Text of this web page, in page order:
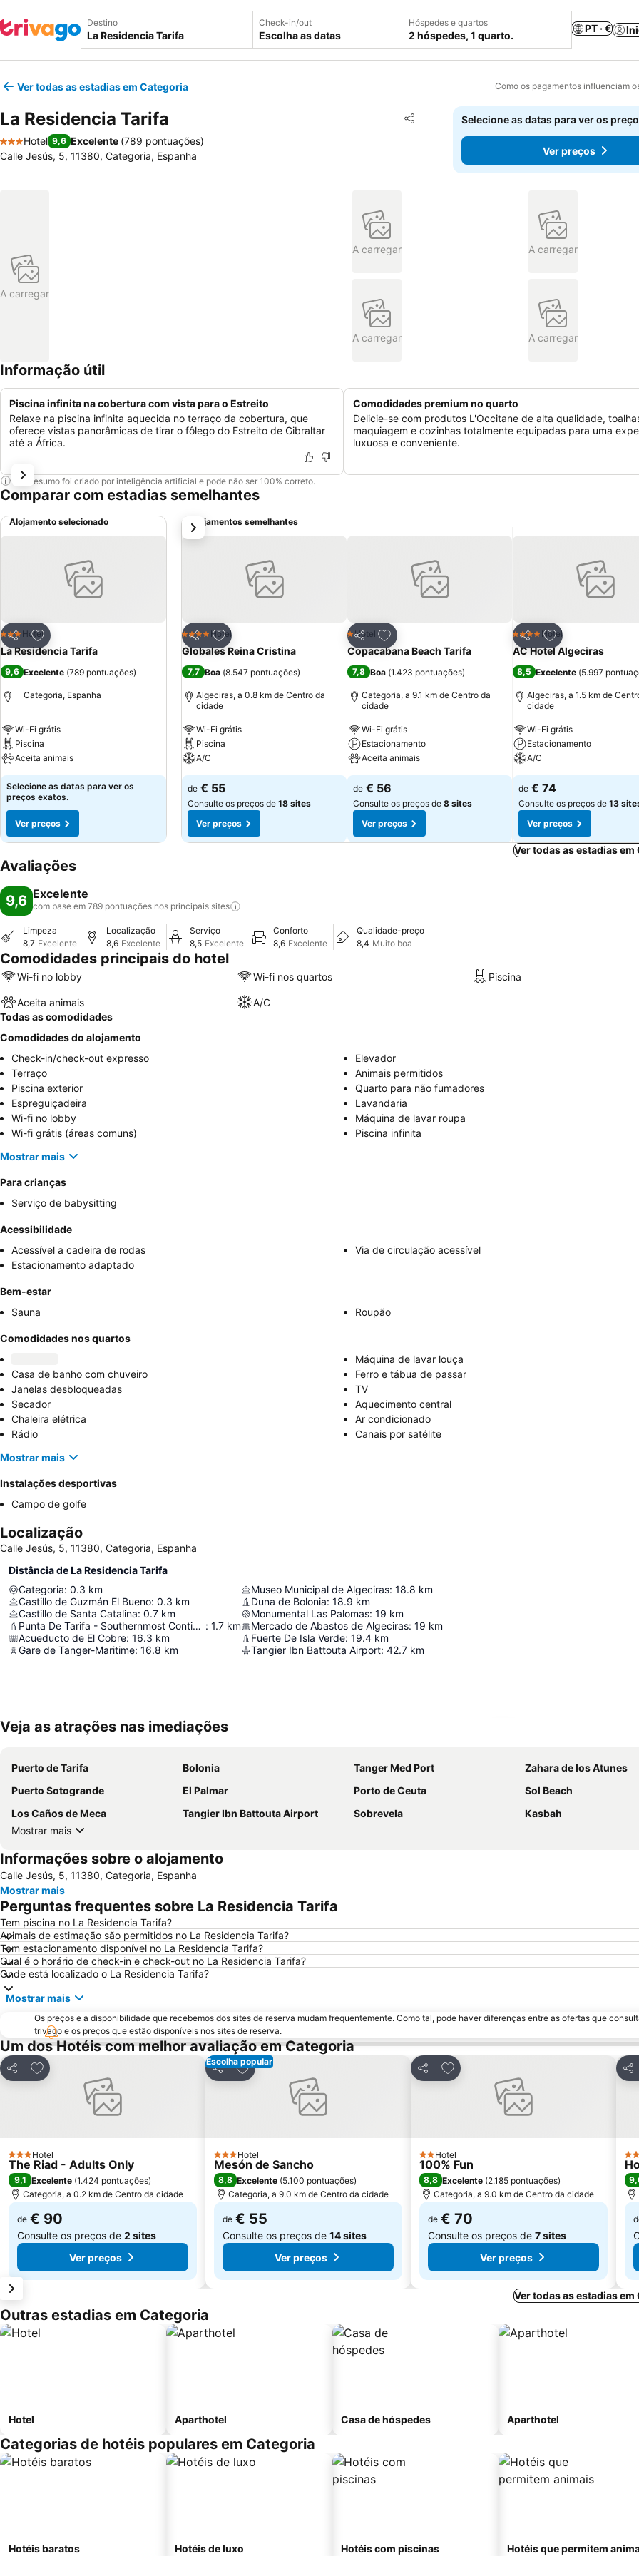
Destino Check-in/out
Escolha as datas
Hóspedes e quartos
2 hóspedes, 1 quarto.
PT · €
Ver todas as estadias em Categoria Como os pagamentos influenciam
La Residencia Tarifa Partilhar
Adicionar aos favoritos
3 Estrelas
Hotel 9,6 Excelente (789 pontuações)
Calle Jesús, 5, 11380, Categoria, Espanha
Selecione as datas para ver os
Ver preços
A carregar
A carregar A carregar
A carregar A carregar
Informação útil
Piscina infinita na cobertura com vista para o Estreito
Relaxe na piscina infinita aquecida no terraço da cobertura, que
oferece vistas panorâmicas de tirar o fôlego do Estreito de Gibraltar
até a África.
Comodidades premium no quarto
Delicie-se com produtos L'Occitane de alta qualidade,
maquiagem e cozinhas totalmente equipadas para uma
luxuosa e conveniente.
Este resumo foi criado por inteligência artificial e pode não ser 100% correto.
Comparar com estadias semelhantes
Alojamento selecionado
Partilhar
Adicionar aos favoritos
3 Estrelas
Hotel
La Residencia Tarifa
9,6 Excelente (789 pontuações)
Categoria, Espanha
Wi-Fi grátis
Piscina
Aceita animais
Selecione as datas para ver os
preços exatos.
Ver preços
Alojamentos semelhantes
Partilhar
Adicionar aos favoritos
4 EstrelasHotel
Globales Reina Cristina
7,7 Boa (8.547 pontuações)
Algeciras, a 0.8 km de Centro da
cidade
Wi-Fi grátis
Piscina
A/C
de € 55
Consulte os preços de 18 sites
Ver preços
Partilhar
Adicionar aos favoritos
1 Estrelas
Hotel
Copacabana Beach Tarifa
7,8 Boa (1.423 pontuações)
Categoria, a 9.1 km de Centro da
cidade
Wi-Fi grátis
Estacionamento
Aceita animais
de € 56
Consulte os preços de 8 sites
Ver preços
Partilhar
Adicionar aos
4 EstrelasHotel
AC Hotel Algeciras
8,5 Excelente (5.997
Algeciras, a 1.5 km de
cidade
Wi-Fi grátis
Estacionamento
A/C
de € 74
Consulte os preços de 13
Ver preços
próximo
Ver todas as estadias em
Avaliações
9,6 Excelente
com base em 789 pontuações nos principais sites
Limpeza
8,7 Excelente
Localização
8,6 Excelente
Serviço
8,5 Excelente
Conforto
8,6 Excelente
Qualidade-preço
8,4 Muito boa
Comodidades principais do hotel
Wi-fi no lobby Wi-fi nos quartos Piscina
Aceita animais
A/C
Todas as comodidades
Comodidades do alojamento
Check-in/check-out expresso
Elevador
Terraço
Animais permitidos
Piscina exterior
Quarto para não fumadores
Espreguiçadeira
Lavandaria
Wi-fi no lobby
Máquina de lavar roupa
Wi-fi grátis (áreas comuns)
Piscina infinita
Mostrar mais
Para crianças
Serviço de babysitting
Acessibilidade
Acessível a cadeira de rodas
Via de circulação acessível
Estacionamento adaptado
Bem-estar
Sauna
Roupão
Comodidades nos quartos
Máquina de lavar louça
Casa de banho com chuveiro
Ferro e tábua de passar
Janelas desbloqueadas
TV
Secador
Aquecimento central
Chaleira elétrica
Ar condicionado
Rádio
Canais por satélite
Mostrar mais
Instalações desportivas
Campo de golfe
Localização
Calle Jesús, 5, 11380, Categoria, Espanha
Distância de La Residencia Tarifa
Categoria: 0.3 km
Castillo de Guzmán El Bueno: 0.3 km
Castillo de Santa Catalina: 0.7 km
Punta De Tarifa - Southernmost Continental Point Of Europe : 1.7 km
Acueducto de El Cobre: 16.3 km
Gare de Tanger-Maritime: 16.8 km
Museo Municipal de Algeciras: 18.8 km
Duna de Bolonia: 18.9 km
Monumental Las Palomas: 19 km
Mercado de Abastos de Algeciras: 19 km
Fuerte De Isla Verde: 19.4 km
Tangier Ibn Battouta Airport: 42.7 km
Veja as atrações nas imediações
Puerto de Tarifa Bolonia Tanger Med Port
Zahara de los Atunes
Puerto Sotogrande
El Palmar Porto de Ceuta
Sol Beach
Los Caños de Meca
Tangier Ibn Battouta Airport Sobrevela
Kasbah
Mostrar mais
Informações sobre o alojamento
Calle Jesús, 5, 11380, Categoria, Espanha
Mostrar mais
Perguntas frequentes sobre La Residencia Tarifa
Tem piscina no La Residencia Tarifa?
Animais de estimação são permitidos no La Residencia Tarifa?
Tem estacionamento disponível no La Residencia Tarifa?
Qual é o horário de check-in e check-out no La Residencia Tarifa?
Onde está localizado o La Residencia Tarifa?
Mostrar mais
Os preços e a disponibilidade que recebemos dos sites de reserva mudam frequentemente. Como tal, pode haver diferenças entre as ofertas que
trivago e os preços que estão disponíveis nos sites de reserva.
Um dos Hotéis com melhor avaliação em Categoria
Partilhar
Adicionar aos favoritos
3 Estrelas
Hotel
The Riad - Adults Only
9,1 Excelente (1.424 pontuações)
Categoria, a 0.2 km de Centro da cidade
de € 90
Consulte os preços de 2 sites
Ver preços
Escolha popular
Partilhar
Adicionar aos favoritos
3 Estrelas
Hotel
Mesón de Sancho
8,8 Excelente (5.100 pontuações)
Categoria, a 9.0 km de Centro da cidade
de € 55
Consulte os preços de 14 sites
Ver preços
Partilhar
Adicionar aos favoritos
2 Estrelas
Hotel
100% Fun
8,8 Excelente (2.185 pontuações)
Categoria, a 9.0 km de Centro da cidade
de € 70
Consulte os preços de 7 sites
Ver preços
3
Ver todas as estadias em
Outras estadias em Categoria
Hotel Aparthotel Casa de hóspedes Aparthotel
Categorias de hotéis populares em Categoria
Hotéis baratos Hotéis de luxo Hotéis com piscinas Hotéis que permitem